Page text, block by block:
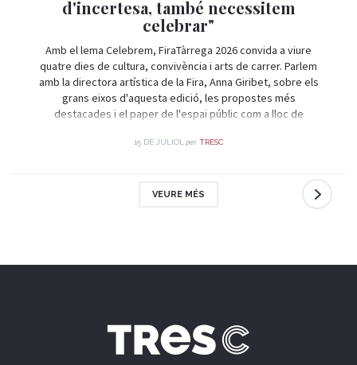
d'incertesa, també necessitem
celebrar"
Amb el lema Celebrem, FiraTàrrega 2026 convida a viure
quatre dies de cultura, convivència i arts de carrer. Parlem
amb la directora artística de la Fira, Anna Giribet, sobre els
grans eixos d'aquesta edició, les propostes més
destacades i el paper de l'espai públic com a lloc de
15 DE JULIOL per TRESC
VEURE MÉS